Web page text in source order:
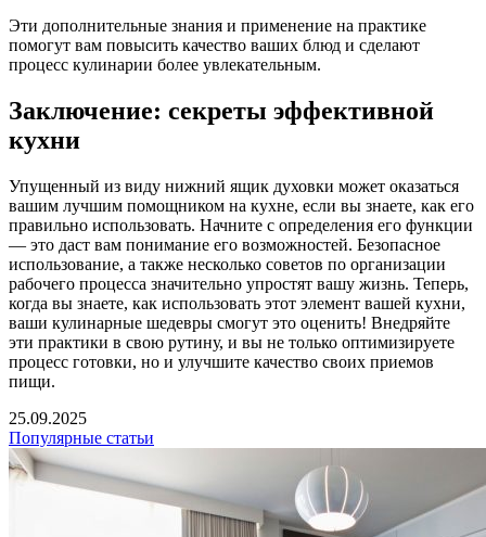
Эти дополнительные знания и применение на практике
помогут вам повысить качество ваших блюд и сделают
процесс кулинарии более увлекательным.
Заключение: секреты эффективной
кухни
Упущенный из виду нижний ящик духовки может оказаться
вашим лучшим помощником на кухне, если вы знаете, как его
правильно использовать. Начните с определения его функции
— это даст вам понимание его возможностей. Безопасное
использование, а также несколько советов по организации
рабочего процесса значительно упростят вашу жизнь. Теперь,
когда вы знаете, как использовать этот элемент вашей кухни,
ваши кулинарные шедевры смогут это оценить! Внедряйте
эти практики в свою рутину, и вы не только оптимизируете
процесс готовки, но и улучшите качество своих приемов
пищи.
25.09.2025
Популярные статьи